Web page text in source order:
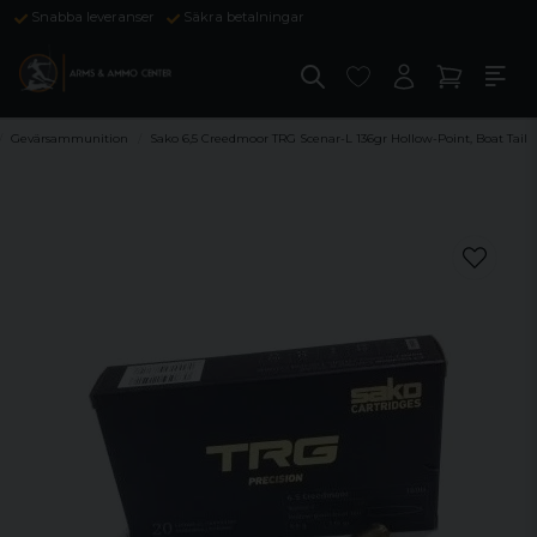
Snabba leveranser Säkra betalningar
Gevärsammunition Sako 6,5 Creedmoor TRG Scenar-L 136gr Hollow-Point, Boat Tail